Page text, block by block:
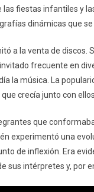
fiestas infantiles y
dinámicas que
a la venta de
frecuente en
la música. La
crecía junto con ellos.
que
experimentó una
de inflexión. Era
intérpretes y, por